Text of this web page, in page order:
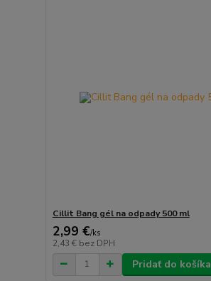
Cillit Bang gél na odpady 500 ml
2,99 €/ks
2,43 € bez DPH
Pridať do košíka